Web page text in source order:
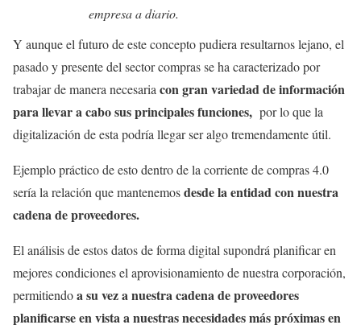
empresa a diario.
Y aunque el futuro de este concepto pudiera resultarnos lejano, el
pasado y presente del sector compras se ha caracterizado por
trabajar de manera necesaria con gran variedad de información
para llevar a cabo sus principales funciones, por lo que la
digitalización de esta podría llegar ser algo tremendamente útil.
Ejemplo práctico de esto dentro de la corriente de compras 4.0
sería la relación que mantenemosdesde la entidad con nuestra
cadena de proveedores.
El análisis de estos datos de forma digital supondrá planificar en
mejores condiciones el aprovisionamiento de nuestra corporación,
permitiendoa su vez a nuestra cadena de proveedores
planificarse en vista a nuestras necesidades más próximas en